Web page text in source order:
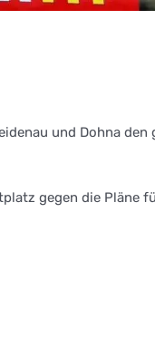
und Dohna den
gegen die Pläne